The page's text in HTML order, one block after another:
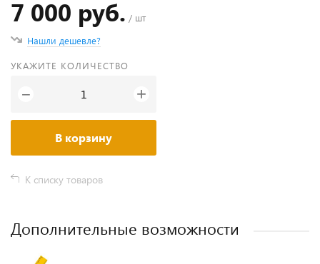
7 000 руб. / шт
Нашли дешевле?
УКАЖИТЕ КОЛИЧЕСТВО
− +
В корзину
К списку товаров
Дополнительные возможности